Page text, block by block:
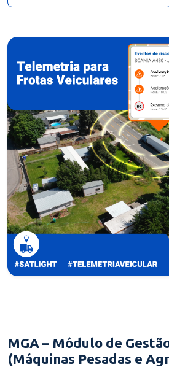
MGA – Módulo de
(Máquinas Pesadas e